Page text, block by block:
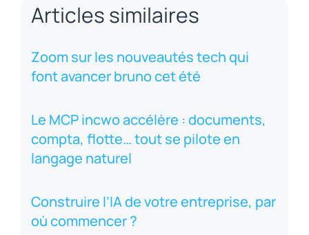
Articles similaires
Zoom sur les nouveautés tech qui
font avancer bruno cet été
Le MCP incwo accélère : documents,
compta, flotte… tout se pilote en
langage naturel
Construire l’IA de votre entreprise, par
où commencer ?